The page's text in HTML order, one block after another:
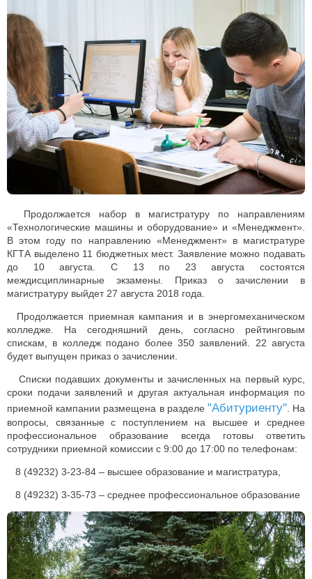
Продолжается набор в магистратуру по направлениям
«Технологические машины и оборудование» и «Менеджмент».
В этом году по направлению «Менеджмент» в магистратуре
КГТА выделено 11 бюджетных мест. Заявление можно подавать
до 10 августа. С 13 по 23 августа состоятся
междисциплинарные экзамены. Приказ о зачислении в
магистратуру выйдет 27 августа 2018 года.
Продолжается приемная кампания и в энергомеханическом
колледже. На сегодняшний день, согласно рейтинговым
спискам, в колледж подано более 350 заявлений. 22 августа
будет выпущен приказ о зачислении.
Списки подавших документы и зачисленных на первый курс,
сроки подачи заявлений и другая актуальная информация по
приемной кампании размещена в разделе "Абитуриенту". На
вопросы, связанные с поступлением на высшее и среднее
профессиональное образование всегда готовы ответить
сотрудники приемной комиссии с 9:00 до 17:00 по телефонам:
8 (49232) 3-23-84 – высшее образование и магистратура,
8 (49232) 3-35-73 – среднее профессиональное образование